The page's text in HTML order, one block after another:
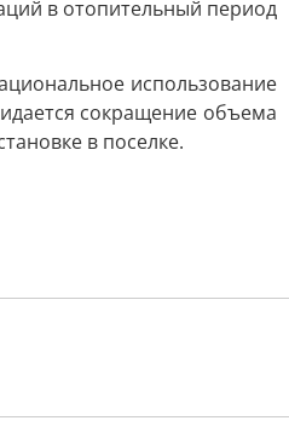
в отопительный период
использование
сокращение объема
в поселке.